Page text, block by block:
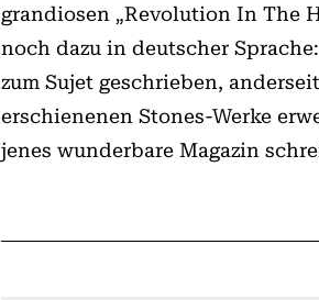
grandiosen „Revolution In The
noch dazu in deutscher
zum Sujet geschrieben,
erschienenen Stones-Werke
jenes wunderbare Magazin